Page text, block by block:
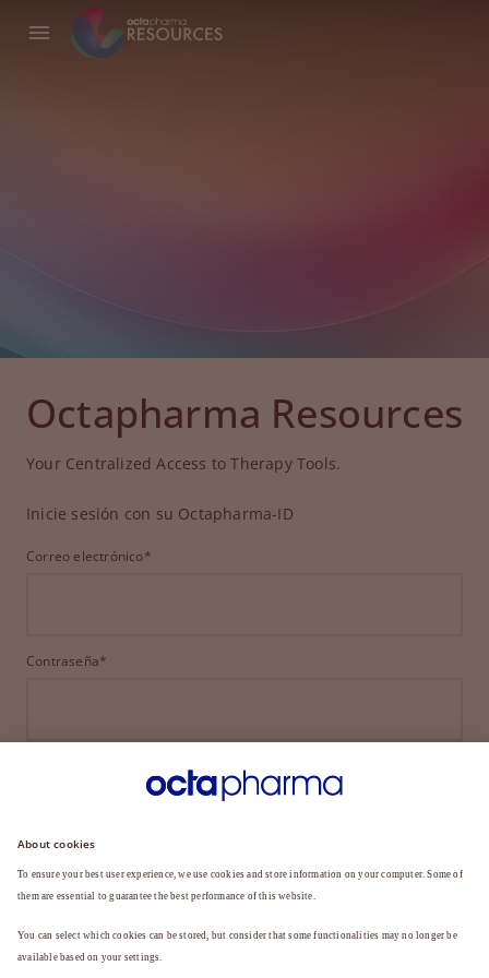
Octapharma Resources
Your Centralized Access to Therapy Tools.
Inicie sesión con su Octapharma-ID
Correo electrónico*
Contraseña*
INICIAR SESIÓN
¿HA OLVIDADO SU CONTRASEÑA?
¿Aún no es miembro?